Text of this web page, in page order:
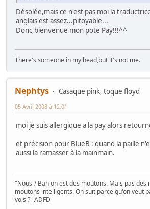
Désolée,mais ce n'est pas moi la
anglais est assez...pitoyable...
Donc,bienvenue mon pote Pay!!!^^
There's someone in my head,but it's not me.
Nephtys
Casaque pink, toque floyd
05 Avril 2008 à 12:01
moi je suis allergique a la pay alors
et précision pour BlueB : quand la paille
aussi la ramasser à la mainmain.
"Nous ? Bah on est des moutons. Mais pas des
moutons intelligents. On suit parce qu'on veut
vois ?" ADFD